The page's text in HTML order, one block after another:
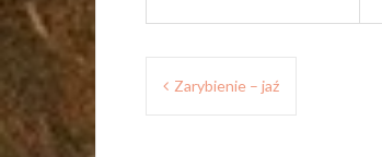
Nawigacja
wpisu
Zarybienie – jaź